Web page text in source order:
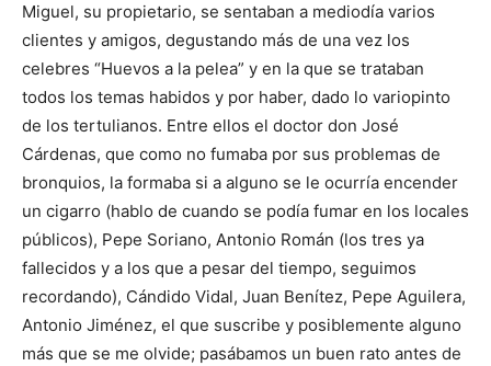
Miguel, su propietario, se sentaban a mediodía varios
clientes y amigos, degustando más de una vez los
celebres “Huevos a la pelea” y en la que se trataban
todos los temas habidos y por haber, dado lo variopinto
de los tertulianos. Entre ellos el doctor don José
Cárdenas, que como no fumaba por sus problemas de
bronquios, la formaba si a alguno se le ocurría encender
un cigarro (hablo de cuando se podía fumar en los locales
públicos), Pepe Soriano, Antonio Román (los tres ya
fallecidos y a los que a pesar del tiempo, seguimos
recordando), Cándido Vidal, Juan Benítez, Pepe Aguilera,
Antonio Jiménez, el que suscribe y posiblemente alguno
más que se me olvide; pasábamos un buen rato antes de